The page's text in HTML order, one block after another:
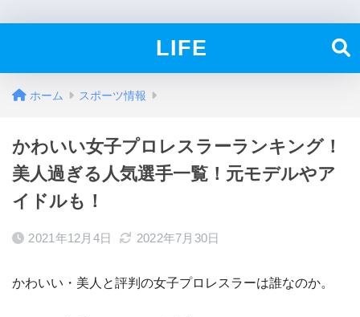
LIFE
ホーム スポーツ情報
かわいい女子プロレスラーランキング！
美人過ぎる人気選手一覧！元モデルやア
イドルも！
2021年12月4日 2022年7月30日
かわいい・美人と評判の女子プロレスラーは誰なのか。